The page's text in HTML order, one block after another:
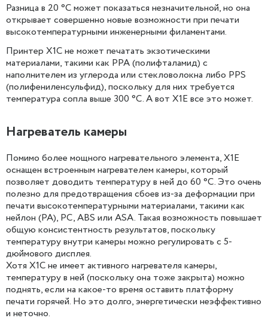
Разница в 20 °C может показаться незначительной, но она
открывает совершенно новые возможности при печати
высокотемпературными инженерными филаментами.
Принтер X1C не может печатать экзотическими
материалами, такими как PPA (полифталамид) с
наполнителем из углерода или стекловолокна либо PPS
(полифениленсульфид), поскольку для них требуется
температура сопла выше 300 °C. А вот X1E все это может.
Нагреватель камеры
Помимо более мощного нагревательного элемента, X1E
оснащен встроенным нагревателем камеры, который
позволяет доводить температуру в ней до 60 °C. Это очень
полезно для предотвращения сбоев из-за деформации при
печати высокотемпературными материалами, такими как
нейлон (PA), PC, ABS или ASA. Такая возможность повышает
общую консистентность результатов, поскольку
температуру внутри камеры можно регулировать с 5-
дюймового дисплея.
Хотя X1C не имеет активного нагревателя камеры,
температуру в ней (поскольку она тоже закрыта) можно
поднять, если на какое-то время оставить платформу
печати горячей. Но это долго, энергетически неэффективно
и неточно.